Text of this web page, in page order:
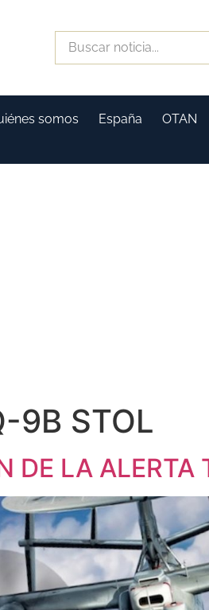
somos España OTAN
9B STOL
DE LA